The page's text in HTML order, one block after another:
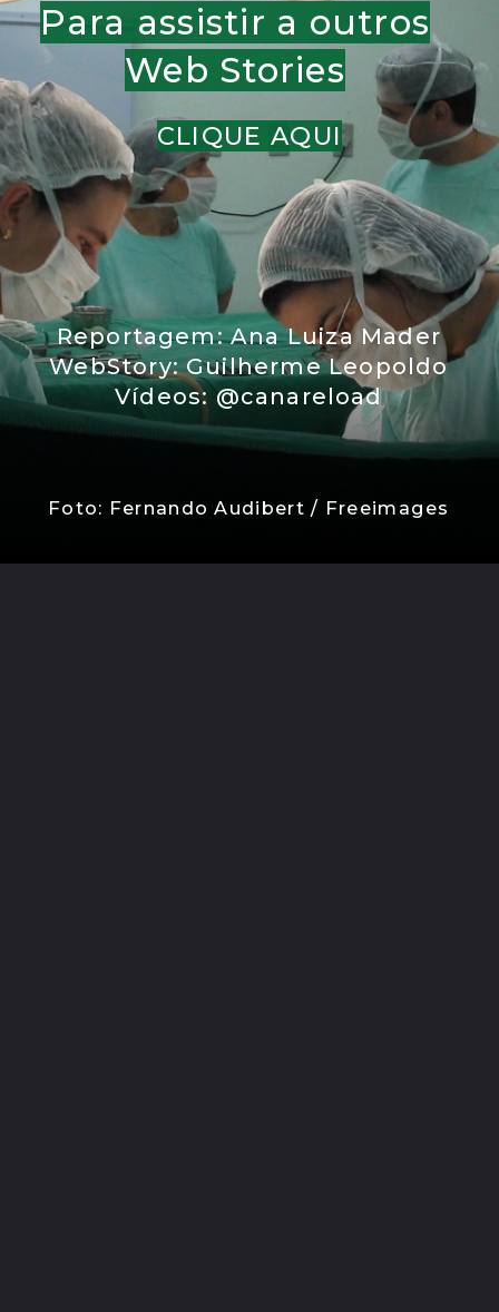
CLIQUE AQUI
Para assistir a outros
Web Stories
Reportagem: Ana Luiza Mader
WebStory: Guilherme Leopoldo
Vídeos: @canareload
Foto: Fernando Audibert / Freeimages